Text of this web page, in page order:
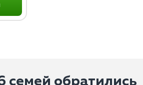
семей обратились